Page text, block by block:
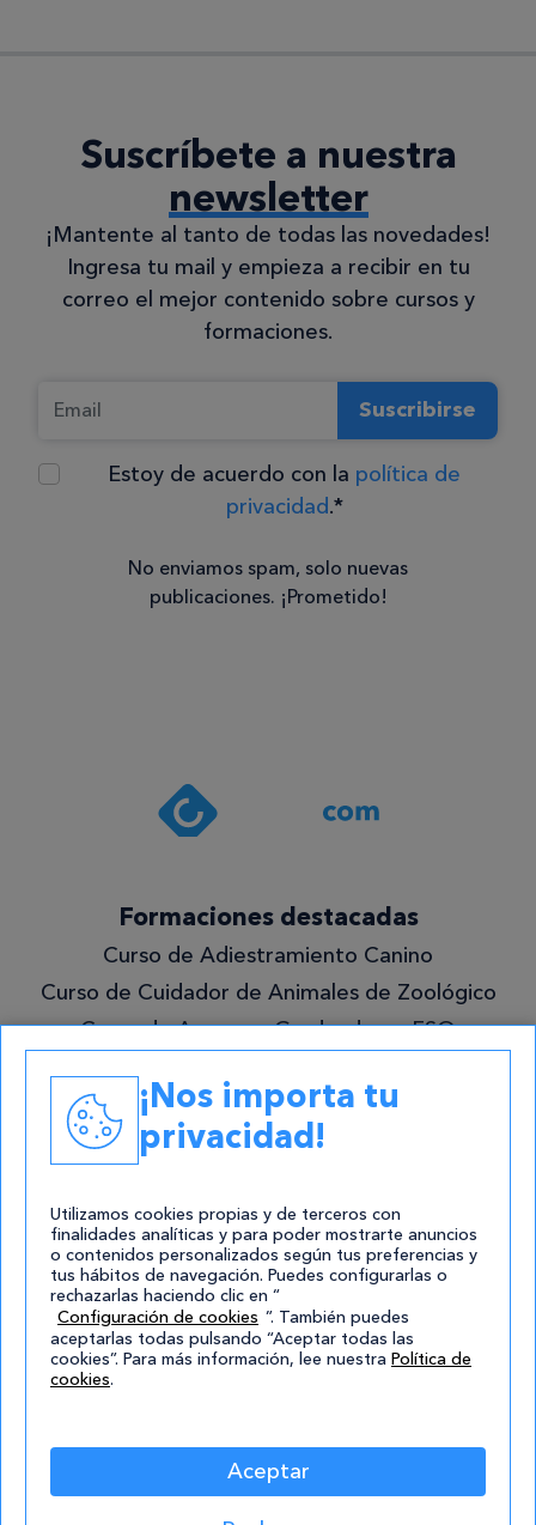
Suscríbete a nuestra
newsletter
¡Mantente al tanto de todas las novedades!
Ingresa tu mail y empieza a recibir en tu
correo el mejor contenido sobre cursos y
formaciones.
Suscribirse
Estoy de acuerdo con la política de
privacidad.*
Consentimiento
política de
privacidad .*
¡Quiero
mejor!
No enviamos spam, solo nuevas
publicaciones. ¡Prometido!
Formaciones destacadas
Curso de Adiestramiento Canino
Curso de Cuidador de Animales de Zoológico
Curso de Acceso a Graduado en ESO
Medio Natural
Academias
Contacto
atencion@cursos.com
Redes Sociales
© 2004-2026 Cursos.com
¡Nos importa tu
privacidad!
Utilizamos cookies propias y de terceros con
finalidades analíticas y para poder mostrarte anuncios
o contenidos personalizados según tus preferencias y
tus hábitos de navegación. Puedes configurarlas o
rechazarlas haciendo clic en “
Configuración de cookies ”. También puedes
aceptarlas todas pulsando “Aceptar todas las
cookies”. Para más información, lee nuestra Política de
cookies.
Aceptar